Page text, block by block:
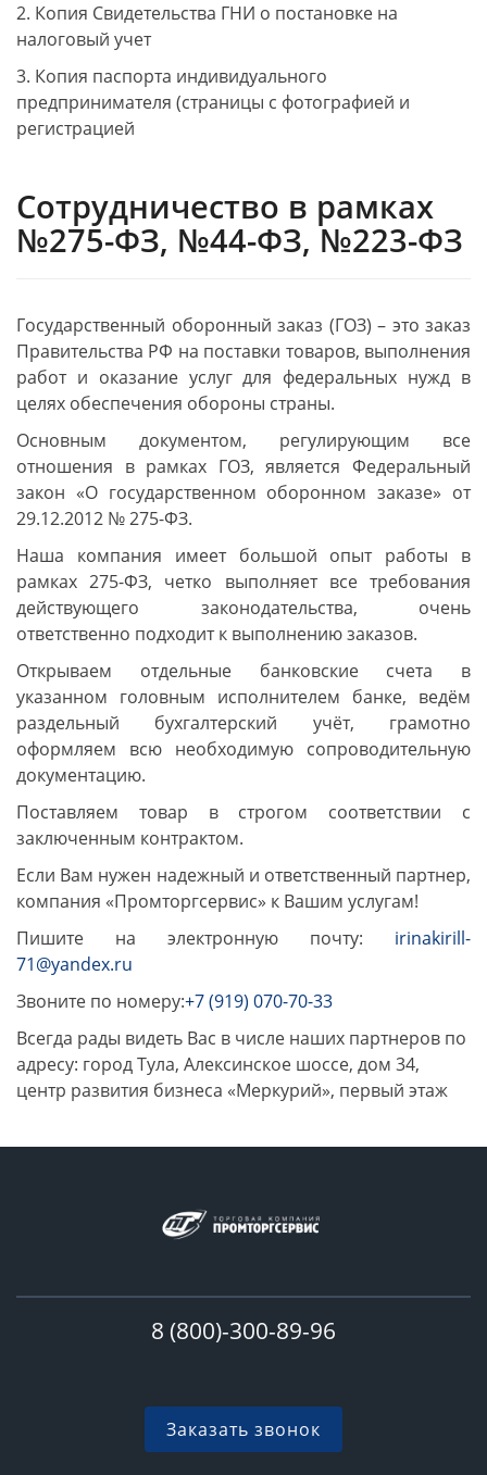
2. Копия Свидетельства ГНИ о постановке на
налоговый учет
3. Копия паспорта индивидуального
предпринимателя (страницы с фотографией и
регистрацией
Сотрудничество в рамках
№275-ФЗ, №44-ФЗ, №223-ФЗ
Государственный оборонный заказ (ГОЗ) – это заказ
Правительства РФ на поставки товаров, выполнения
работ и оказание услуг для федеральных нужд в
целях обеспечения обороны страны.
Основным документом, регулирующим все
отношения в рамках ГОЗ, является Федеральный
закон «О государственном оборонном заказе» от
29.12.2012 № 275-ФЗ.
Наша компания имеет большой опыт работы в
рамках 275-ФЗ, четко выполняет все требования
действующего законодательства, очень
ответственно подходит к выполнению заказов.
Открываем отдельные банковские счета в
указанном головным исполнителем банке, ведём
раздельный бухгалтерский учёт, грамотно
оформляем всю необходимую сопроводительную
документацию.
Поставляем товар в строгом соответствии с
заключенным контрактом.
Если Вам нужен надежный и ответственный партнер,
компания «Промторгсервис» к Вашим услугам!
Пишите на электронную почту: irinakirill-
71@yandex.ru
Звоните по номеру:+7 (919) 070-70-33
Всегда рады видеть Вас в числе наших партнеров по
адресу: город Тула, Алексинское шоссе, дом 34,
центр развития бизнеса «Меркурий», первый этаж
8 (800)-300-89-96
Заказать звонок